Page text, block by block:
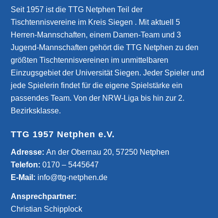
Seit 1957 ist die TTG Netphen Teil der
Tischtennisvereine im Kreis Siegen . Mit aktuell 5
Herren-Mannschaften, einem Damen-Team und 3
Jugend-Mannschaften gehört die TTG Netphen zu den
größten Tischtennisvereinen im unmittelbaren
Einzugsgebiet der Universität Siegen. Jeder Spieler und
jede Spielerin findet für die eigene Spielstärke ein
passendes Team. Von der NRW-Liga bis hin zur 2.
Bezirksklasse.
TTG 1957 Netphen e.V.
­Adresse:An der Obernau 20, 57250 Netphen
Telefon:0170 – 5445647
E-Mail: info@ttg-netphen.de
Ansprechpartner:
Christian Schipplock